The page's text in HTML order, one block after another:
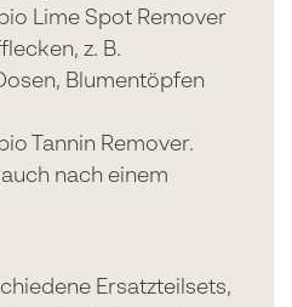
Lime Spot Remover
z. B.
Blumentöpfen
Tannin Remover.
nach einem
Ersatzteilsets,